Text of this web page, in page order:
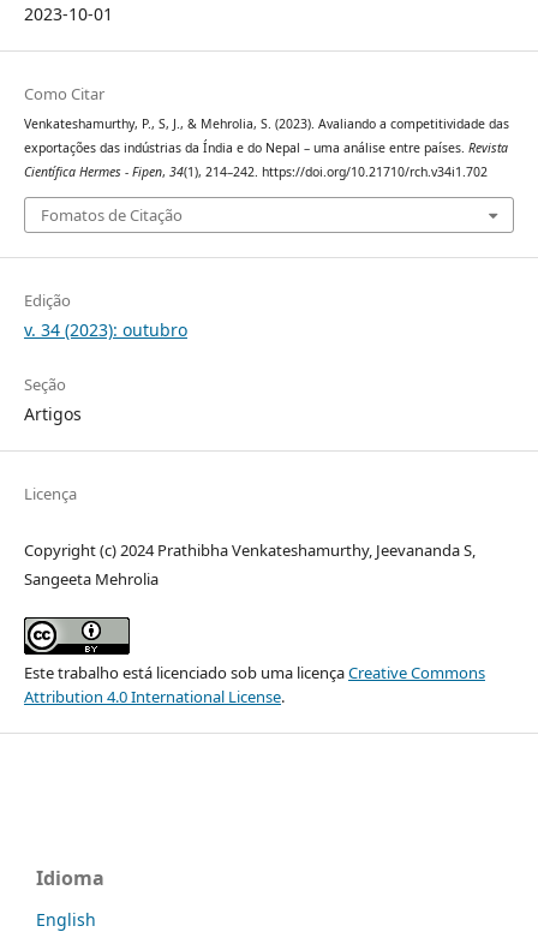
2023-10-01
Como Citar
Venkateshamurthy, P., S, J., & Mehrolia, S. (2023). Avaliando a competitividade das
exportações das indústrias da Índia e do Nepal – uma análise entre países. Revista
Científica Hermes - Fipen, 34(1), 214–242. https://doi.org/10.21710/rch.v34i1.702
Fomatos de Citação
Edição
v. 34 (2023): outubro
Seção
Artigos
Licença
Copyright (c) 2024 Prathibha Venkateshamurthy, Jeevananda S,
Sangeeta Mehrolia
Este trabalho está licenciado sob uma licençaCreative Commons
Attribution 4.0 International License.
Idioma
English